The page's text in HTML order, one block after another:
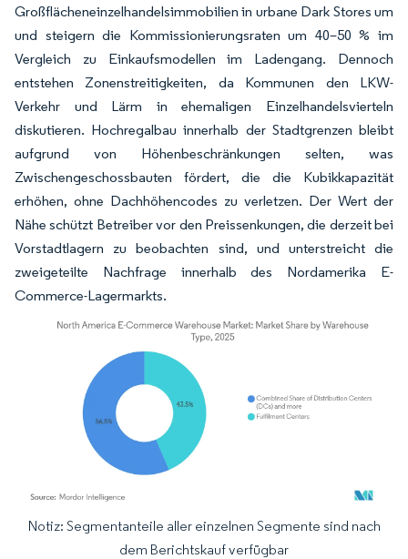
Großflächeneinzelhandelsimmobilien in urbane Dark Stores um
und steigern die Kommissionierungsraten um 40–50 % im
Vergleich zu Einkaufsmodellen im Ladengang. Dennoch
entstehen Zonenstreitigkeiten, da Kommunen den LKW-
Verkehr und Lärm in ehemaligen Einzelhandelsvierteln
diskutieren. Hochregalbau innerhalb der Stadtgrenzen bleibt
aufgrund von Höhenbeschränkungen selten, was
Zwischengeschossbauten fördert, die die Kubikkapazität
erhöhen, ohne Dachhöhencodes zu verletzen. Der Wert der
Nähe schützt Betreiber vor den Preissenkungen, die derzeit bei
Vorstadtlagern zu beobachten sind, und unterstreicht die
zweigeteilte Nachfrage innerhalb des Nordamerika E-
Commerce-Lagermarkts.
Bild © Mordor Intelligence. Wiederverwendung erfordert Namensnennung
Notiz: Segmentanteile aller einzelnen Segmente sind nach
dem Berichtskauf verfügbar